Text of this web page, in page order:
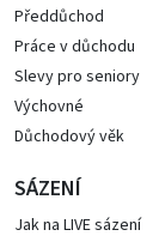
Předdůchod
Práce v důchodu
Slevy pro seniory
Výchovné
Důchodový věk
SÁZENÍ
Jak na LIVE sázení